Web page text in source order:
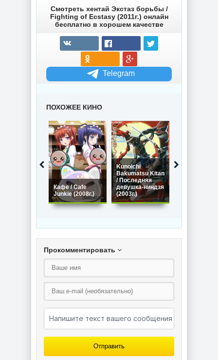
Смотреть хентай Экстаз борьбы /
Fighting of Ecstasy (2011г.) онлайн
бесплатно в хорошем качестве
Telegram
ПОХОЖЕЕ КИНО
Кафе / Cafe
Junkie (2008г.)
Kunoichi
Bakumatsu Kitan
/ Последняя
девушка-ниндзя
(2003г.)
Прокомментировать
Отправить